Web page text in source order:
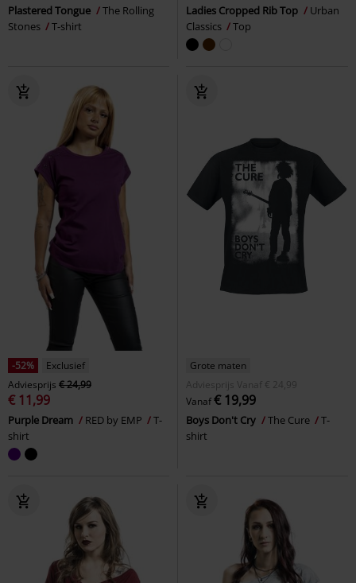
Plastered Tongue
The Rolling
Stones
T-shirt
Ladies Cropped Rib Top
Urban
Classics
Top
-52%
Exclusief
Adviesprijs € 24,99
€ 11,99
Purple Dream RED by EMP
T-
shirt
Grote maten
Adviesprijs
Vanaf € 24,99
Vanaf€ 19,99
Boys Don't Cry The Cure
T-
shirt